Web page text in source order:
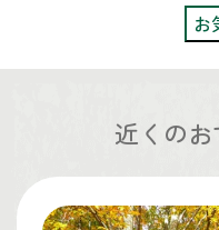
お
近くの